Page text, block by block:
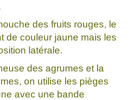
des fruits rouges, le
de couleur jaune mais les
latérale.
des agrumes et la
on utilise les pièges
avec une bande